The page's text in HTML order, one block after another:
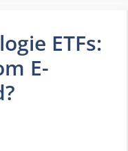
ETFs:
E-